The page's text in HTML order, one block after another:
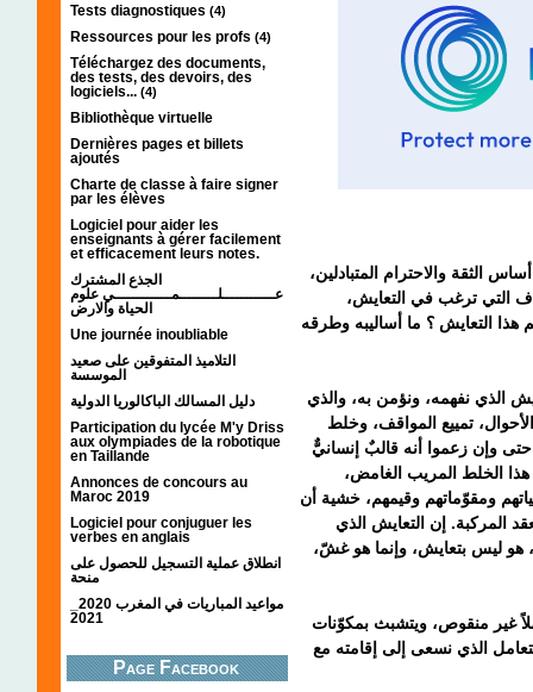
Tests diagnostiques (4)
Ressources pour les profs (4)
Téléchargez des documents,
des tests, des devoirs, des
logiciels... (4)
Bibliothèque virtuelle
Dernières pages et billets
ajoutés
Charte de classe à faire signer
par les élèves
Logiciel pour aider les
enseignants à gérer facilement
et efficacement leurs notes.
الجذع المشترك
عـــــــــــلــــــــمــــــــــــي علوم
الحياة والارض
Une journée inoubliable
التلاميذ المتفوقين على صعيد
الموسسة
دليل المسالك الباكالوريا الدولية
Participation du lycée M'y Driss
aux olympiades de la robotique
en Taillande
Annonces de concours au
Maroc 2019
Logiciel pour conjuguer les
verbes en anglais
انطلاق عملية التسجيل للحصول على
منحة
2021
Page Facebook
الثقة والاحترام المتبادلين،
التي ترغب في التعايش،
هذا التعايش ؟ ما أساليبه وطرقه
الذي نفهمه، ونؤمن به، والذي
تمييع المواقف، وخلط
حتى وإن زعموا أنه قالبٌ إنسانيٌّ
الخلط المريب الغامض،
ومقوّماتهم وقيمهم، خشية أن
المركبة. إن التعايش الذي
هو ليس بتعايش، وإنما هو غشّ،
غير منقوص، ويتشبث بمكوّنات
الذي نسعى إلى إقامته مع